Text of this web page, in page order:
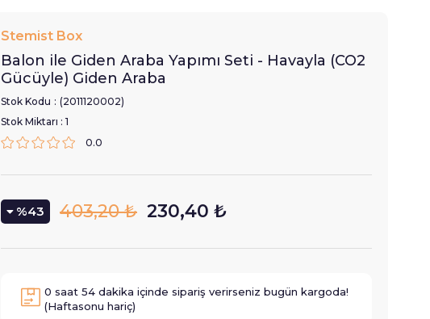
Stemist Box
Balon ile Giden Araba Yapımı Seti - Havayla (CO2
Gücüyle) Giden Araba
Stok Kodu
(2011120002)
Stok Miktarı : 1
0.0
43 403,20 ₺ 230,40 ₺
0 saat 54 dakika içinde sipariş verirseniz bugün kargoda!
(Haftasonu hariç)